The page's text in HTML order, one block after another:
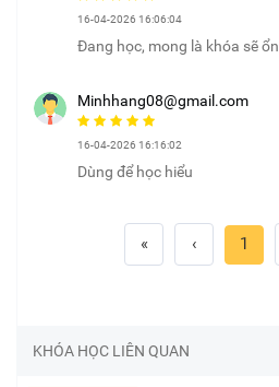
16-04-2026 16:06:04
Đang học, mong là khóa sẽ ổn
Minhhang08@gmail.com
16-04-2026 16:16:02
Dùng để học hiểu
« ‹ 1
KHÓA HỌC LIÊN QUAN